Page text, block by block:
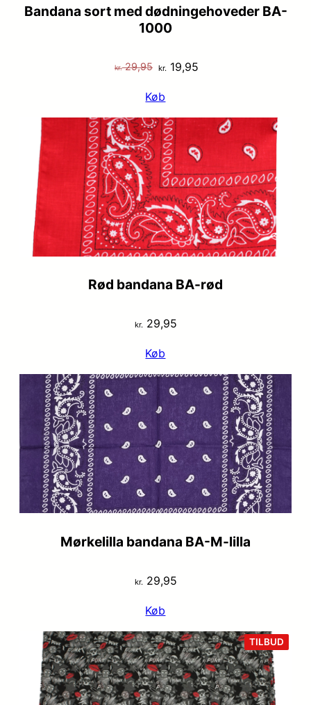
Bandana sort med dødningehoveder BA-
1000
kr.29,95 Den
pris
var:
kr. 29,95.
kr. 19,95
er:
kr. 19,95.
Køb
Rød bandana BA-rød
kr.29,95
Køb
Mørkelilla bandana BA-M-lilla
kr.29,95
Køb
TILBUD
PÅ